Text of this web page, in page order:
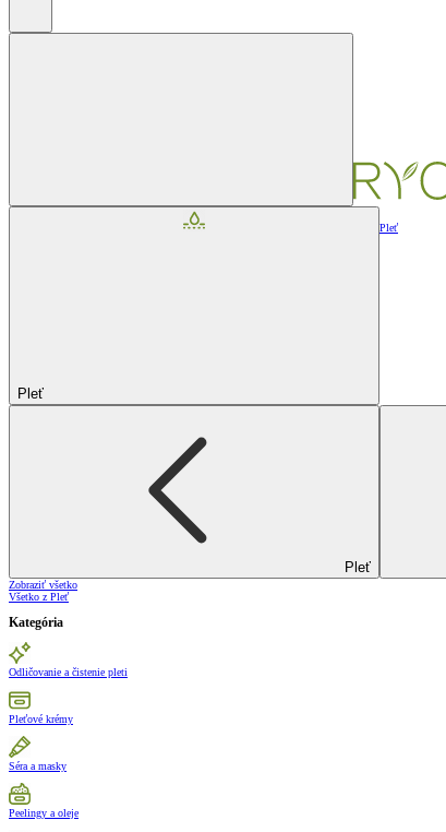
Pleť
Pleť
Pleť
Zobraziť všetko
Všetko z Pleť
Kategória
Odličovanie a čistenie pleti
Pleťové krémy
Séra a masky
Peelingy a oleje